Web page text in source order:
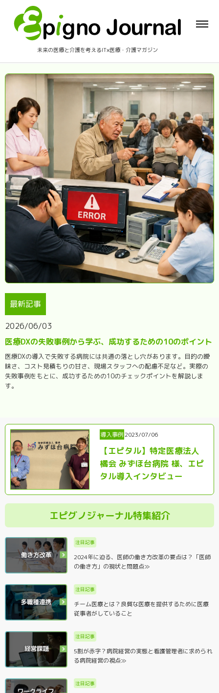
未来の医療と介護を考えるIT×医療・介護マガジン
最新記事
2026/06/03
医療DXの失敗事例から学ぶ、成功するための10のポイント
医療DXの導入で失敗する病院には共通の落とし穴があります。目的の曖
昧さ、コスト見積もりの甘さ、現場スタッフへの配慮不足など。実際の
失敗事例をもとに、成功するための10のチェックポイントを解説しま
す。
導入事例2023/07/06
【エピタル】特定医療法人
橘会 みずほ台病院 様、エピ
タル導入インタビュー
エピグノジャーナル特集紹介
注目記事
2024年に迫る、医師の働き方改革の要点は？「医師
の働き方」の現状と問題点≫
注目記事
チーム医療とは？良質な医療を提供するために医療
従事者がしていること
注目記事
5割が赤字？病院経営の実態と看護管理者に求められ
る病院経営の視点≫
注目記事